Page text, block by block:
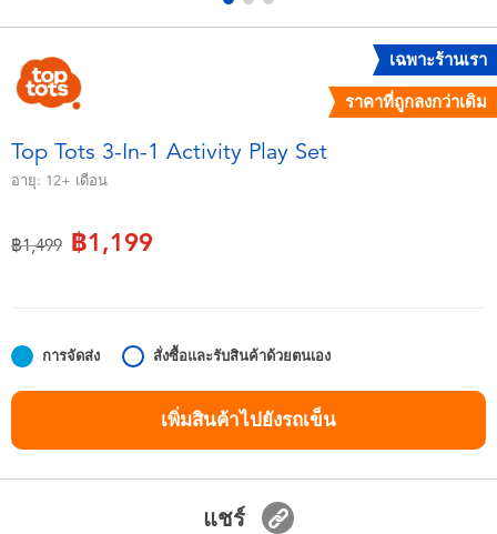
อุปกรณ์แต่งตัวและการสวมบทบาท
ของเล่นนุ่มนิ่ม
ไอเทมฤดูร้อน
แบตเตอรี่
Nintendo Switch
Hot Wheels ฮ็อตวีลส์
เฉพาะร้านเรา
ราคาที่ถูกลงกว่าเดิม
Top Tots 3-In-1 Activity Play Set
อายุ: 12+ เดือน
ลดราคาจาก
฿1,499ถึง฿1,199
การจัดส่ง สั่งซื้อและรับสินค้าด้วยตนเอง
เพิ่มสินค้าไปยังรถเข็น
แชร์